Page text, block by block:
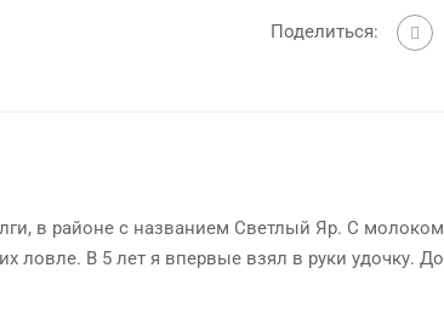
Поделиться:
в районе с названием Светлый Яр. С молоком
ловле. В 5 лет я впервые взял в руки удочку. До